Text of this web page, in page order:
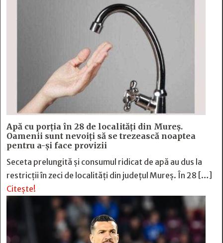
Apă cu porția în 28 de localități din Mureș.
Oamenii sunt nevoiți să se trezească noaptea
pentru a-și face provizii
Seceta prelungită și consumul ridicat de apă au dus la
restricții în zeci de localități din județul Mureș. În 28 […]
Citește!